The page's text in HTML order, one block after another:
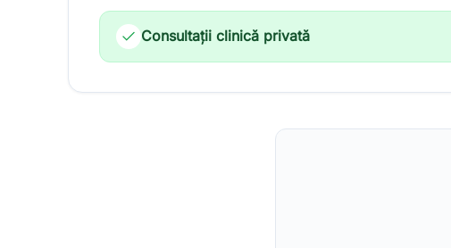
Consultații clinică privată